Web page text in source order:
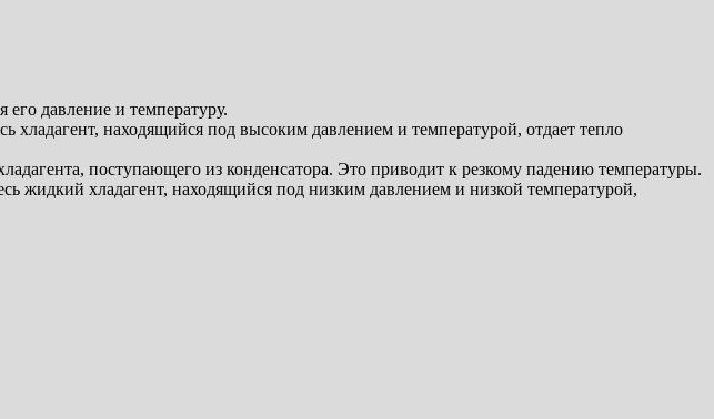
давление и температуру.
находящийся под высоким давлением и температурой, отдает тепло
поступающего из конденсатора. Это приводит к резкому падению температуры.
жидкий хладагент, находящийся под низким давлением и низкой температурой,